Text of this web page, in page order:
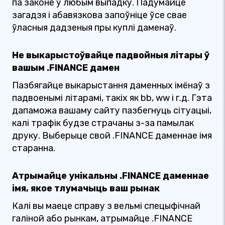
па законе ў любым выпадку. Падумайце
загадзя і абавязкова запоўніце ўсе свае
ўласныя дадзеныя пры куплі даменаў.
Не выкарыстоўвайце падвойныя літары ў
вашым .FINANCE дамен
Пазбягайце выкарыстання даменных імёнаў з
падвоенымі літарамі, такіх як bb, ww і г.д. Гэта
дапаможа вашаму сайту пазбегнуць сітуацыі,
калі трафік будзе страчаны з-за памылак
друку. Выберыце свой .FINANCE даменнае імя
старанна.
Атрымайце унікальны .FINANCE даменнае
імя, якое тлумачыць ваш рынак
Калі вы маеце справу з вельмі спецыфічнай
галіной або рынкам, атрымайце .FINANCE